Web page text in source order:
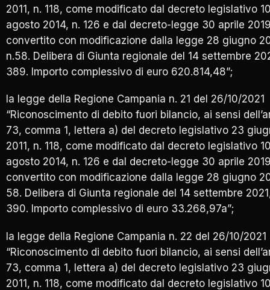
2011, n. 118, come modificato dal decreto legislativo
agosto 2014, n. 126 e dal decreto-legge 30 aprile
convertito con modificazione dalla legge 28 giugno
n.58. Delibera di Giunta regionale del 14 settembre
389. Importo complessivo di euro 620.814,48”;
la legge della Regione Campania n. 21 del 26/10/2021
“Riconoscimento di debito fuori bilancio, ai sensi
73, comma 1, lettera a) del decreto legislativo 23
2011, n. 118, come modificato dal decreto legislativo
agosto 2014, n. 126 e dal decreto-legge 30 aprile
convertito con modificazione dalla legge 28 giugno
58. Delibera di Giunta regionale del 14 settembre
390. Importo complessivo di euro 33.268,97a”;
la legge della Regione Campania n. 22 del 26/10/2021
“Riconoscimento di debito fuori bilancio, ai sensi
73, comma 1, lettera a) del decreto legislativo 23
2011, n. 118, come modificato dal decreto legislativo